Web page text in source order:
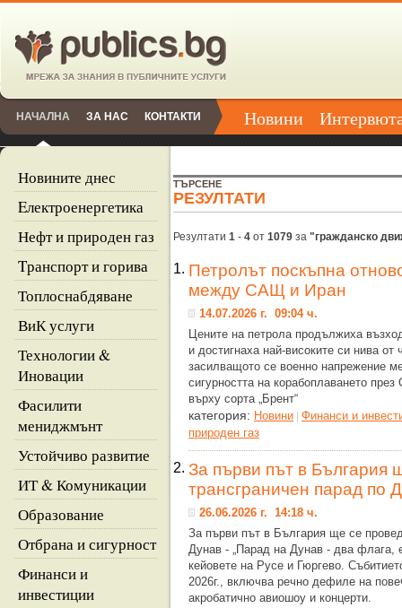
НАЧАЛНА ЗА НАС КОНТАКТИ Новини
Новините днес
Eлектроенергетика
Нефт и природен газ
Tранспорт и горива
Топлоснабдяване
ВиК услуги
Технологии &
Иновации
Фасилити
мениджмънт
Устойчиво развитие
ИТ & Комуникации
Образование
Отбрана и сигурност
Финанси и
инвестиции
ТЪРСЕНЕ
РЕЗУЛТАТИ
Резултати 1 - 4 от 1079 за "гражданско
1. Петролът поскъпна
между САЩ и Иран
14.07.2026 г. 09:04 ч.
Цените на петрола продължиха
и достигнаха най-високите си нива
засилващото се военно напрежение
сигурността на корабоплаването
върху сорта „Брент“
категория: Новини | Финанси и
природен газ
2. За първи път в България
трансграничен парад по
26.06.2026 г. 14:18 ч.
За първи път в България ще се
Дунав - „Парад на Дунав - два флага,
кейовете на Русе и Гюргево.
2026г., включва речно дефиле на
акробатично авиошоу и концерти.